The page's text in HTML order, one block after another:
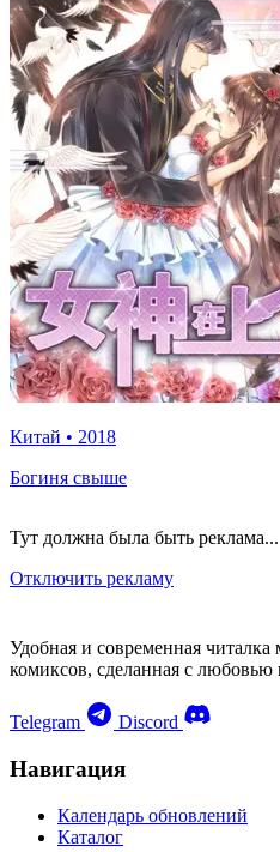
Китай • 2018
Богиня свыше
Тут должна была быть реклама...
Отключить рекламу
Удобная и современная
комиксов, сделанная с любовью
Telegram Discord
Навигация
Календарь обновлений
Каталог